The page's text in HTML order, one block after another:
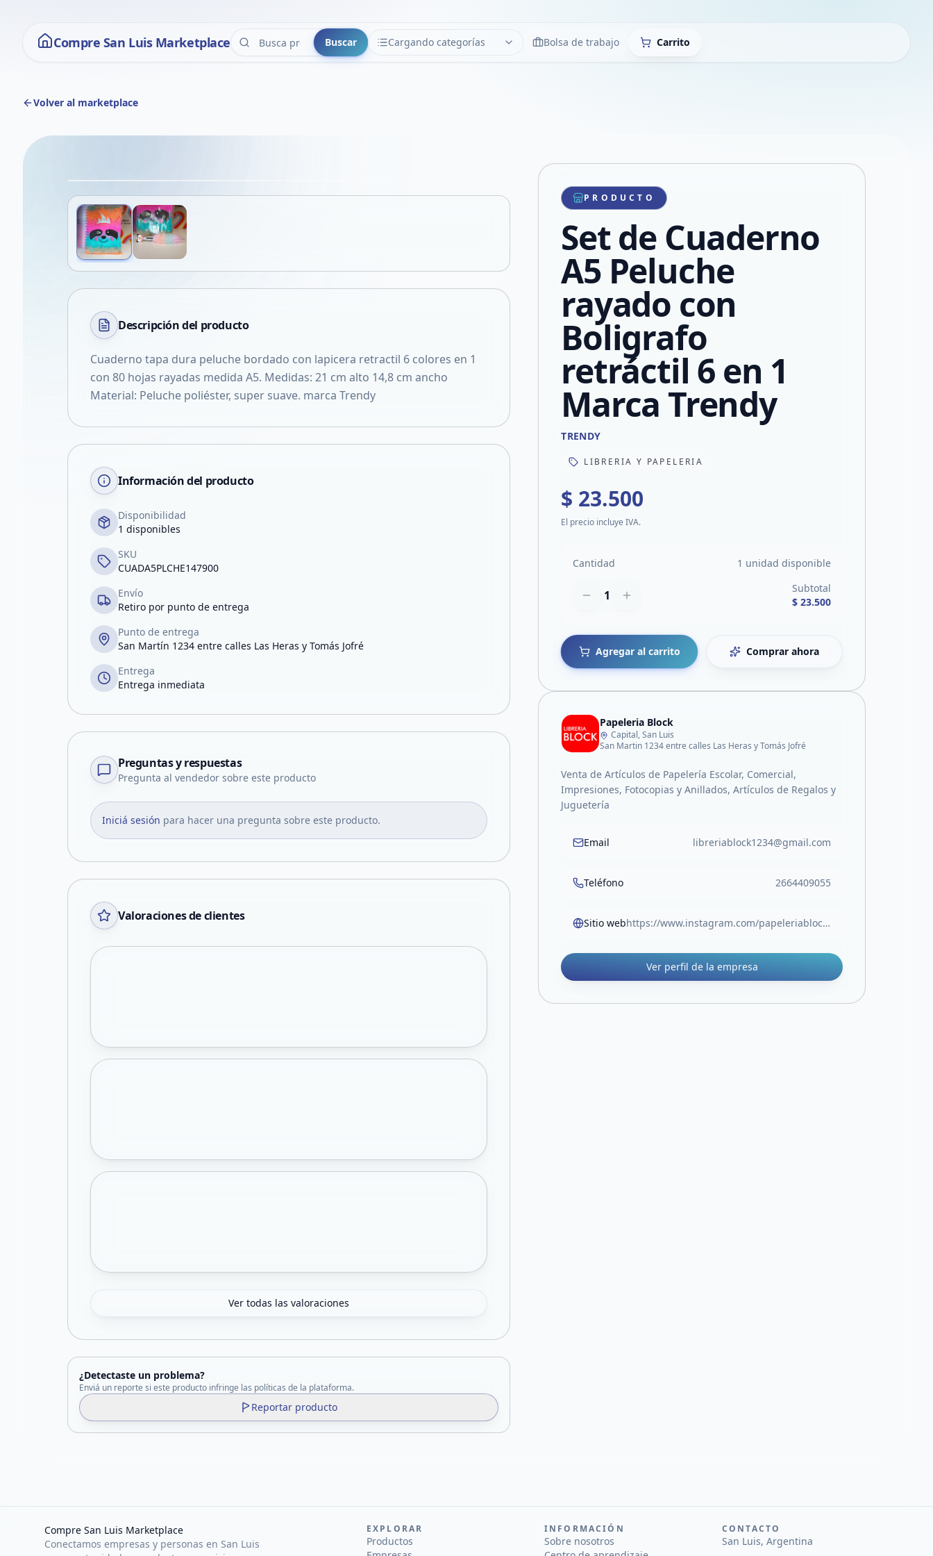
Compre San Luis Marketplace Buscar Cargando categorías
CATEGORÍAS LimpiarBolsa de trabajo Carrito
Volver al marketplace
Compartir producto
Compartir por WhatsApp
Compartir por mail
Compartir en Facebook
Descripción del producto
Cuaderno tapa dura peluche bordado con lapicera retractil 6 colores en 1
con 80 hojas rayadas medida A5. Medidas: 21 cm alto 14,8 cm ancho
Material: Peluche poliéster, super suave. marca Trendy
Información del producto
Disponibilidad
1 disponibles
SKU
CUADA5PLCHE147900
Envío
Retiro por punto de entrega
Punto de entrega
San Martín 1234 entre calles Las Heras y Tomás Jofré
Entrega
Entrega inmediata
Preguntas y respuestas
Pregunta al vendedor sobre este producto
Iniciá sesión para hacer una pregunta sobre este producto.
Valoraciones de clientes
Ver todas las valoraciones
¿Detectaste un problema?
Enviá un reporte si este producto infringe las políticas de la plataforma.
Reportar producto
PRODUCTO
Set de Cuaderno
A5 Peluche
rayado con
Boligrafo
retráctil 6 en 1
Marca Trendy
TRENDY
LIBRERIA Y PAPELERIA
$ 23.500
El precio incluye IVA.
Cantidad 1 unidad disponible
1
Subtotal
$ 23.500
Agregar al carrito Comprar ahora
Papeleria Block
Capital, San Luis
San Martin 1234 entre calles Las Heras y Tomás Jofré
Venta de Artículos de Papelería Escolar, Comercial,
Impresiones, Fotocopias y Anillados, Artículos de Regalos y
Juguetería
Email libreriablock1234@gmail.com
Teléfono 2664409055
Sitio web https://www.instagram.com/papeleriablock.sl?igsh=MW05Z3RocjUwOTlvOA%3D%3D
Ver perfil de la empresa
Compre San Luis Marketplace
Conectamos empresas y personas en San Luis
EXPLORAR
Productos
INFORMACIÓN
Sobre nosotros
CONTACTO
San Luis, Argentina